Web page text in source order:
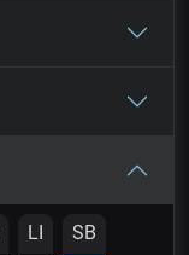
LI SB